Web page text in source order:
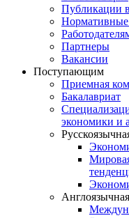
Публикации
Нормативные
Партнеры
Вакансии
Поступающим
Приемная
Бакалавриат
экономики и